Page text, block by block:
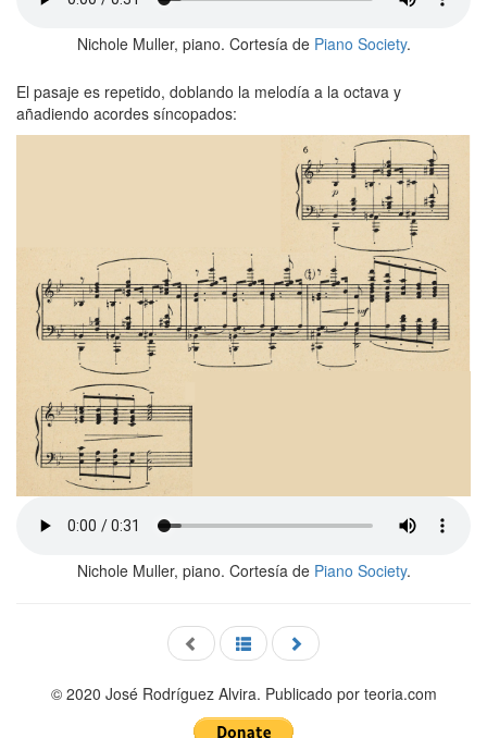
Nichole Muller, piano. Cortesía de Piano Society.
El pasaje es repetido, doblando la melodía a la octava y
añadiendo acordes síncopados:
Nichole Muller, piano. Cortesía de Piano Society.
© 2020 José Rodríguez Alvira. Publicado por teoria.com